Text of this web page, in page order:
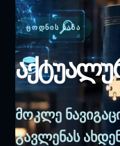
ᲪᲝᲓᲜᲘᲡ ᲑᲐᲖᲐ
მოკლე
გავლენას